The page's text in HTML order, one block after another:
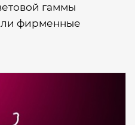
гаммы
фирменные